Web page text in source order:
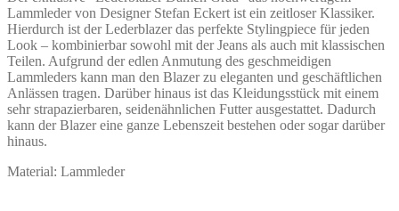
gewählt
werden
Lammleder von Designer Stefan Eckert ist ein zeitloser Klassiker.
Hierdurch ist der Lederblazer das perfekte Stylingpiece für jeden
Look – kombinierbar sowohl mit der Jeans als auch mit klassischen
Teilen. Aufgrund der edlen Anmutung des geschmeidigen
Lammleders kann man den Blazer zu eleganten und geschäftlichen
Anlässen tragen. Darüber hinaus ist das Kleidungsstück mit einem
sehr strapazierbaren, seidenähnlichen Futter ausgestattet. Dadurch
kann der Blazer eine ganze Lebenszeit bestehen oder sogar darüber
hinaus.
Material: Lammleder